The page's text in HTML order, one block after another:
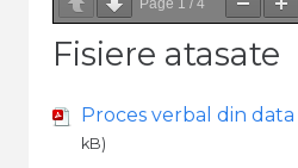
Page 1 / 4
Fisiere atasate
Proces verbal din data
kB)